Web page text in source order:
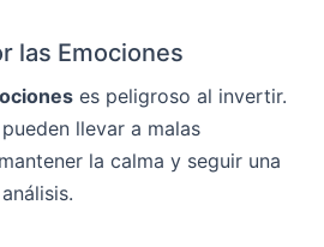
las Emociones
es peligroso al invertir.
llevar a malas
la calma y seguir una